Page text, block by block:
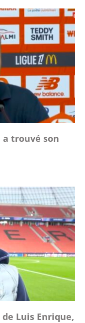
a trouvé son
Luis Enrique,